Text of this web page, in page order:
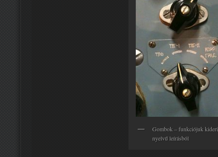
Gombok – funkciójuk
nyelvű leírásból